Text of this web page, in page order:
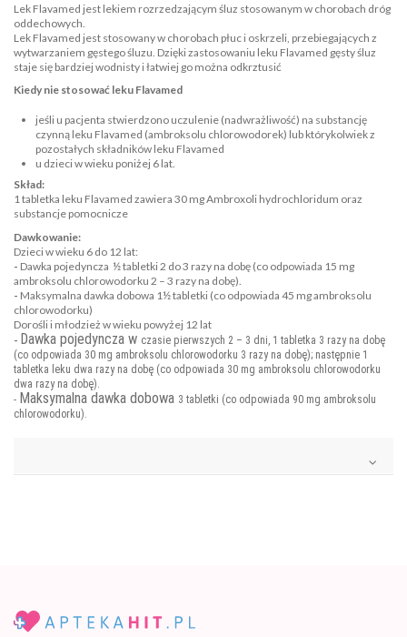
Lek Flavamed jest lekiem rozrzedzającym śluz stosowanym w chorobach dróg
oddechowych.
Lek Flavamed jest stosowany w chorobach płuc i oskrzeli, przebiegających z
wytwarzaniem gęstego śluzu. Dzięki zastosowaniu leku Flavamed gęsty śluz
staje się bardziej wodnisty i łatwiej go można odkrztusić
Kiedy nie stosować leku Flavamed
jeśli u pacjenta stwierdzono uczulenie (nadwrażliwość) na substancję
czynną leku Flavamed (ambroksolu chlorowodorek) lub którykolwiek z
pozostałych składników leku Flavamed
u dzieci w wieku poniżej 6 lat.
Skład:
1 tabletka leku Flavamed zawiera 30 mg Ambroxoli hydrochloridum oraz
substancje pomocnicze
Dawkowanie:
Dzieci w wieku 6 do 12 lat:
- Dawka pojedyncza ½ tabletki 2 do 3 razy na dobę (co odpowiada 15 mg
ambroksolu chlorowodorku 2 – 3 razy na dobę).
- Maksymalna dawka dobowa 1½ tabletki (co odpowiada 45 mg ambroksolu
chlorowodorku)
Dorośli i młodzież w wieku powyżej 12 lat
- Dawka pojedyncza w czasie pierwszych 2 – 3 dni, 1 tabletka 3 razy na dobę
(co odpowiada 30 mg ambroksolu chlorowodorku 3 razy na dobę); następnie 1
tabletka leku dwa razy na dobę (co odpowiada 30 mg ambroksolu chlorowodorku
dwa razy na dobę).
- Maksymalna dawka dobowa 3 tabletki (co odpowiada 90 mg ambroksolu
chlorowodorku).